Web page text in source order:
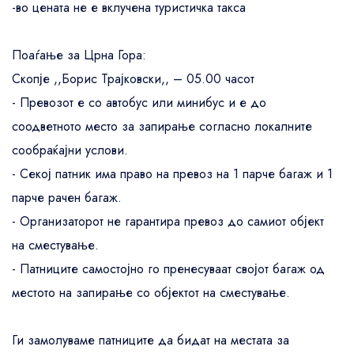
-во цената не е вклучена туристичка такса
Поаѓање за Црна Гора:
Скопје ,,Борис Трајковски,, – 05.00 часот
- Превозот е со автобус или минибус и е до
соодветното место за запирање согласно локалните
сообраќајни услови.
- Секој патник има право на превоз на 1 парче багаж и 1
парче рачен багаж.
- Организаторот не гарантира превоз до самиот објект
на сместување.
- Патниците самостојно го пренесуваат својот багаж од
местото на запирање со објектот на сместување.
Ги замолуваме патниците да бидат на местата за
US$72